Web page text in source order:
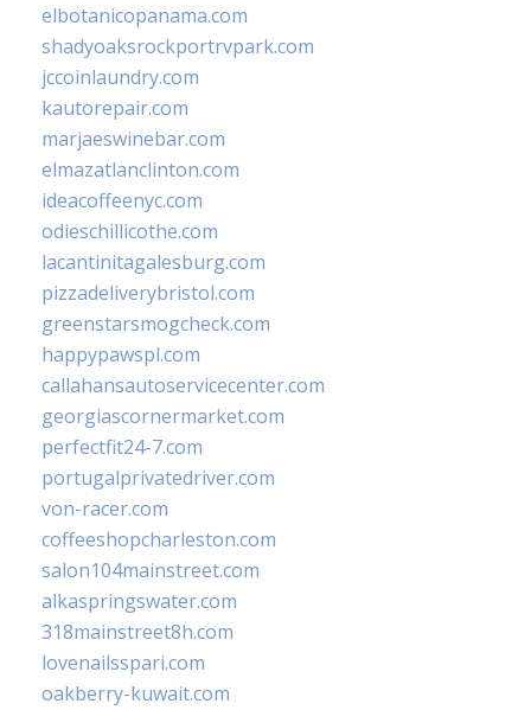
elbotanicopanama.com
shadyoaksrockportrvpark.com
jccoinlaundry.com
kautorepair.com
marjaeswinebar.com
elmazatlanclinton.com
ideacoffeenyc.com
odieschillicothe.com
lacantinitagalesburg.com
pizzadeliverybristol.com
greenstarsmogcheck.com
happypawspl.com
callahansautoservicecenter.com
georgiascornermarket.com
perfectfit24-7.com
portugalprivatedriver.com
von-racer.com
coffeeshopcharleston.com
salon104mainstreet.com
alkaspringswater.com
318mainstreet8h.com
lovenailsspari.com
oakberry-kuwait.com